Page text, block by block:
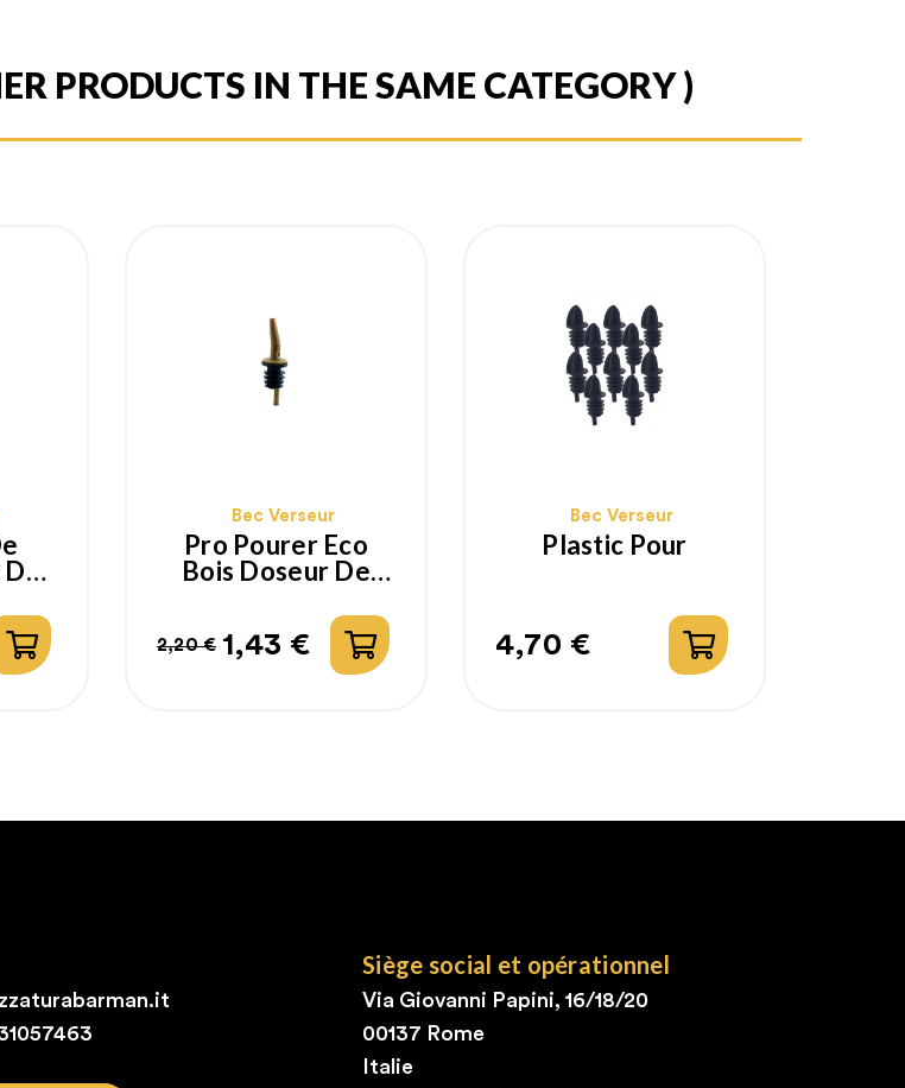
PRODUCTS IN THE SAME CATEGORY )
Bec Verseur
Pro Pourer Eco
Bois Doseur De
Prix
2,20 €
Prix 1,43 €
Bec Verseur
Plastic Pour
Prix
4,70 €
Siège social et opérationnel
Via Giovanni Papini, 16/18/20
00137 Rome
Italie